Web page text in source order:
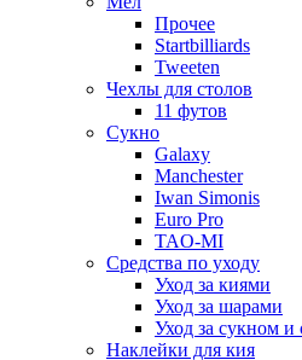
Прочее
Startbilliards
Tweeten
Чехлы для столов
11 футов
Сукно
Galaxy
Manchester
Iwan Simonis
Euro Pro
TAO-MI
Средства по уходу
Уход за киями
Уход за шарами
Уход за сукном и
Наклейки для кия